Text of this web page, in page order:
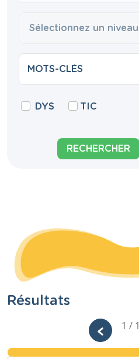
DYS TIC
RECHERCHER
Résultats
1 / 1